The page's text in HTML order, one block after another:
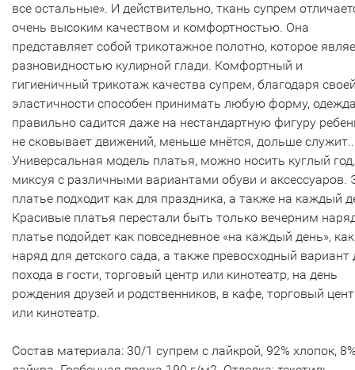
все остальные». И действительно, ткань супрем
очень высоким качеством и комфортностью. Она
представляет собой трикотажное полотно, которое
разновидностью кулирной глади. Комфортный и
гигиеничный трикотаж качества супрем, благодаря
эластичности способен принимать любую форму,
правильно садится даже на нестандартную фигуру
не сковывает движений, меньше мнётся, дольше служит..
Универсальная модель платья, можно носить куглый год,
миксуя с различными вариантами обуви и аксессуаров.
платье подходит как для праздника, а также на каждый
Красивые платья перестали быть только вечерним
платье подойдет как повседневное «на каждый день», как
наряд для детского сада, а также превосходный вариант
похода в гости, торговый центр или кинотеатр, на день
рождения друзей и родственников, в кафе, торговый
или кинотеатр.
Состав материала: 30/1 супрем с лайкрой, 92% хлопок,